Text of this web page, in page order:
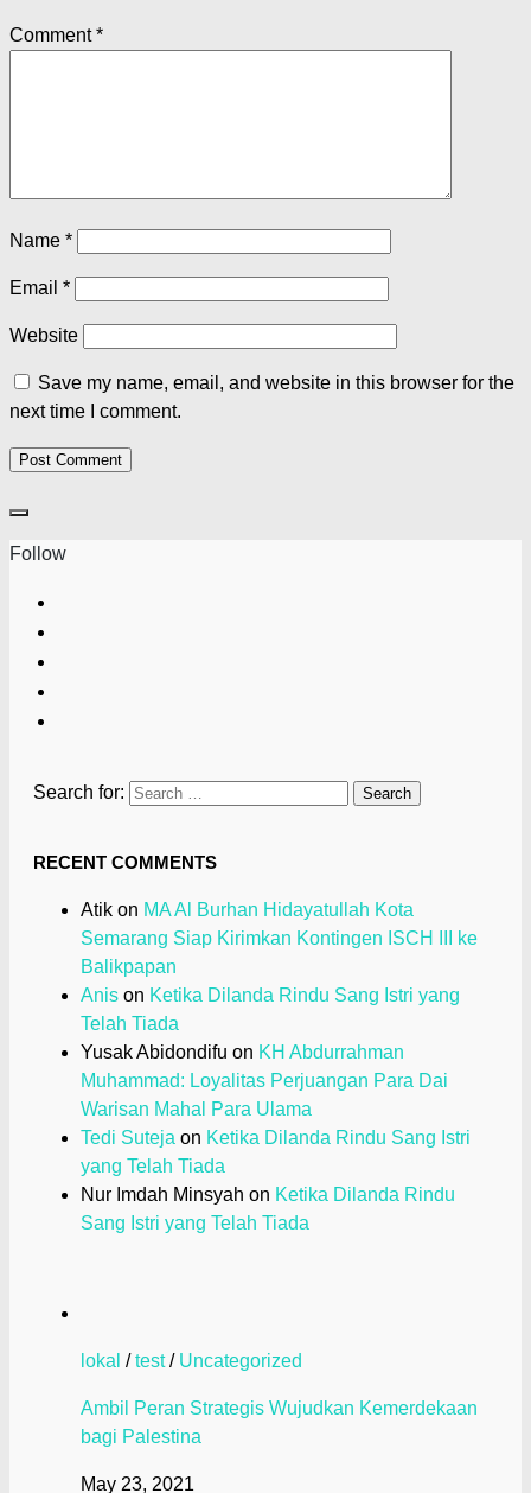
Comment*
Name *
Email *
Website
Save my name, email, and website in this browser for the
next time I comment.
Follow
Search for:
RECENT COMMENTS
Atik on MA Al Burhan Hidayatullah Kota
Semarang Siap Kirimkan Kontingen ISCH III ke
Balikpapan
Anis on Ketika Dilanda Rindu Sang Istri yang
Telah Tiada
Yusak Abidondifu on KH Abdurrahman
Muhammad: Loyalitas Perjuangan Para Dai
Warisan Mahal Para Ulama
Tedi Suteja on Ketika Dilanda Rindu Sang Istri
yang Telah Tiada
Nur Imdah Minsyah on Ketika Dilanda Rindu
Sang Istri yang Telah Tiada
lokal /test/ Uncategorized
Ambil Peran Strategis Wujudkan Kemerdekaan
bagi Palestina
May 23, 2021